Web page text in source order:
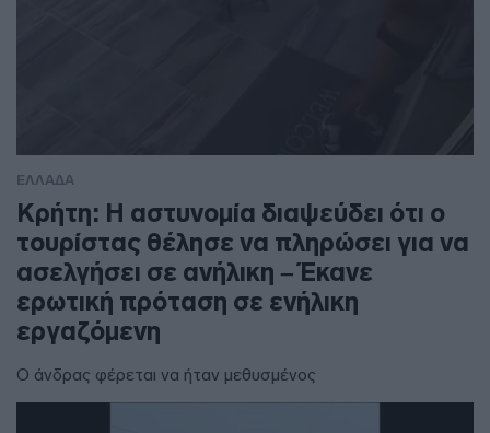
ΕΛΛΑΔΑ
Κρήτη: Η αστυνομία διαψεύδει ότι ο
τουρίστας θέλησε να πληρώσει για να
ασελγήσει σε ανήλικη – Έκανε
ερωτική πρόταση σε ενήλικη
εργαζόμενη
Ο άνδρας φέρεται να ήταν μεθυσμένος